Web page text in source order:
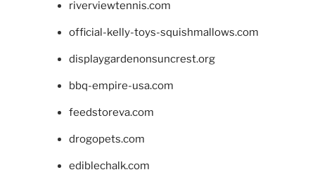
riverviewtennis.com
official-kelly-toys-squishmallows.com
displaygardenonsuncrest.org
bbq-empire-usa.com
feedstoreva.com
drogopets.com
ediblechalk.com